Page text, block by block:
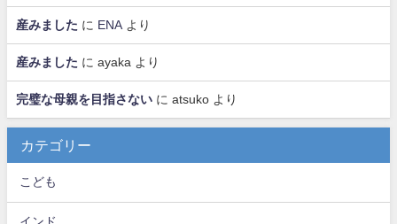
産みました に ENA より
産みました に ayaka より
完璧な母親を目指さない に atsuko より
カテゴリー
こども